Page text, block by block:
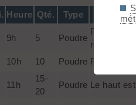
Heure Qté. Type
9h 5 Poudre
Pas grand
requins
10h 10 Poudre Poudre,
11h
15-
20
Poudre Le haut